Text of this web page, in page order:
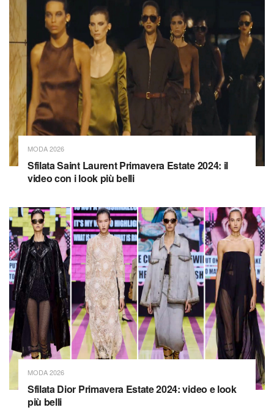
MODA 2026
Sfilata Saint Laurent Primavera Estate 2024: il
video con i look più belli
MODA 2026
Sfilata Dior Primavera Estate 2024: video e look
più belli